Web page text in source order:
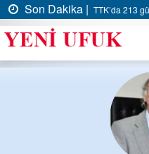
Son Dakika | TTK’da 213